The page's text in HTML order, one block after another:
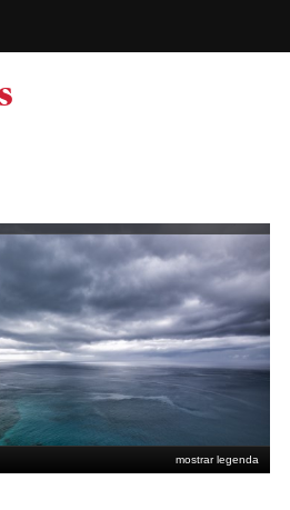
-
mostrar legenda